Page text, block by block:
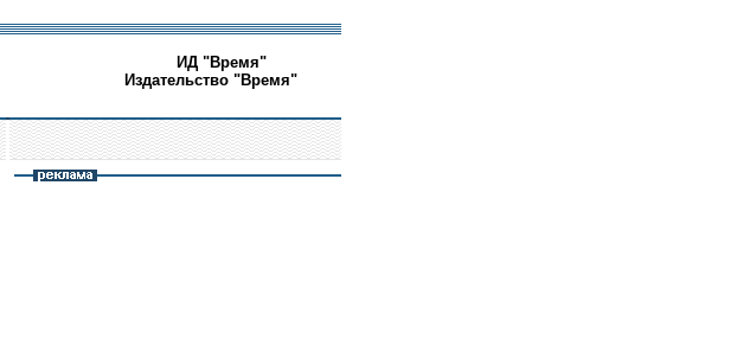
ИД "Время"
Издательство "Время"